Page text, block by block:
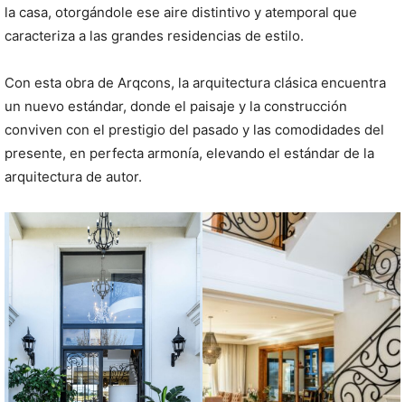
la casa, otorgándole ese aire distintivo y atemporal que
caracteriza a las grandes residencias de estilo.
Con esta obra de Arqcons, la arquitectura clásica encuentra
un nuevo estándar, donde el paisaje y la construcción
conviven con el prestigio del pasado y las comodidades del
presente, en perfecta armonía, elevando el estándar de la
arquitectura de autor.